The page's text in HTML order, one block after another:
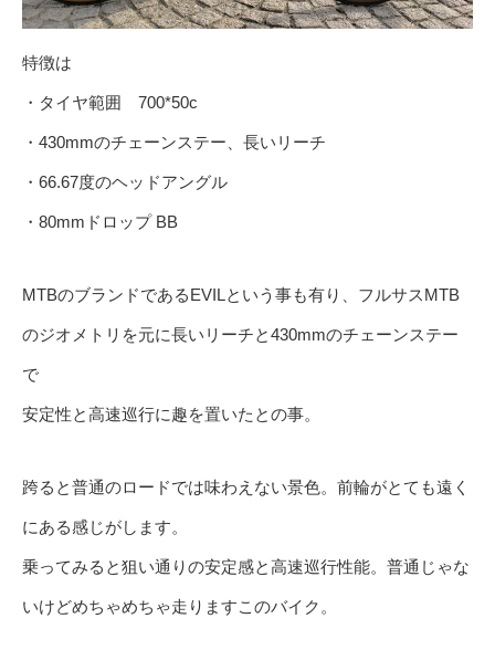
特徴は
・タイヤ範囲 700*50c
・430mmのチェーンステー、長いリーチ
・66.67度のヘッドアングル
・80mmドロップ BB
MTBのブランドであるEVILという事も有り、フルサスMTB
のジオメトリを元に長いリーチと430mmのチェーンステー
で
安定性と高速巡行に趣を置いたとの事。
跨ると普通のロードでは味わえない景色。前輪がとても遠く
にある感じがします。
乗ってみると狙い通りの安定感と高速巡行性能。普通じゃな
いけどめちゃめちゃ走りますこのバイク。